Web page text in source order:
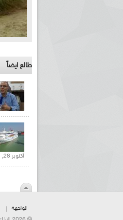
طالع ايضاً
أكتوبر 28, 2021 |
الواجهة